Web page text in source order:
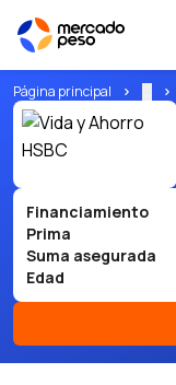
Página principal
Financiamiento
Prima
Suma asegurada
Edad